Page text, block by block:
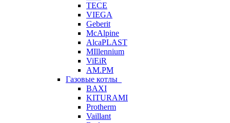
TECE
VIEGA
Geberit
McAlpine
AlcaPLAST
MIllennium
ViEiR
AM.PM
Газовые котлы
BAXI
KITURAMI
Protherm
Vaillant